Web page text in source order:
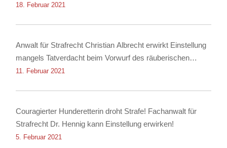
18. Februar 2021
Anwalt für Strafrecht Christian Albrecht erwirkt Einstellung
mangels Tatverdacht beim Vorwurf des räuberischen
Diebstahls sowie der Körperverletzung
11. Februar 2021
Couragierter Hunderetterin droht Strafe! Fachanwalt für
Strafrecht Dr. Hennig kann Einstellung erwirken!
5. Februar 2021